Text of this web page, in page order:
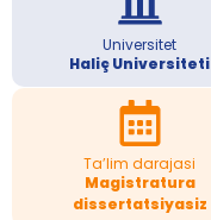
Universitet
Haliç Universiteti
Ta’lim darajasi
Magistratura
dissertatsiyasiz